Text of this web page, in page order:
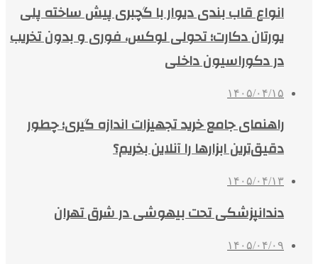
انواع قاب بندی دیوار با گچبری پیش ساخته پلی
یورتان دکارت؛ تحولی لوکس، فوری و بدون تخریب
در دکوراسیون داخلی
۱۴۰۵/۰۴/۱۵
راهنمای جامع خرید تجهیزات اندازه گیری؛ چطور
دقیق‌ترین ابزارها را آنلاین بخریم؟
۱۴۰۵/۰۴/۱۳
دندانپزشکی تحت بیهوشی در شرق تهران
۱۴۰۵/۰۴/۰۹